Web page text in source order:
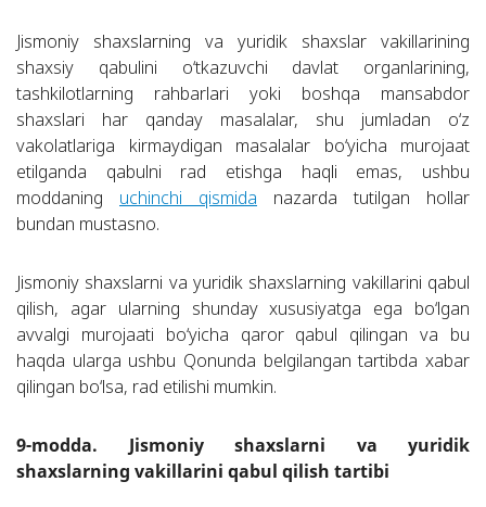
Jismoniy shaxslarning va yuridik shaxslar vakillarining
shaxsiy qabulini o‘tkazuvchi davlat organlarining,
tashkilotlarning rahbarlari yoki boshqa mansabdor
shaxslari har qanday masalalar, shu jumladan o‘z
vakolatlariga kirmaydigan masalalar bo‘yicha murojaat
etilganda qabulni rad etishga haqli emas, ushbu
moddaning uchinchi qismida nazarda tutilgan hollar
bundan mustasno.
Jismoniy shaxslarni va yuridik shaxslarning vakillarini qabul
qilish, agar ularning shunday xususiyatga ega bo‘lgan
avvalgi murojaati bo‘yicha qaror qabul qilingan va bu
haqda ularga ushbu Qonunda belgilangan tartibda xabar
qilingan bo‘lsa, rad etilishi mumkin.
9-modda. Jismoniy shaxslarni va yuridik
shaxslarning vakillarini qabul qilish tartibi